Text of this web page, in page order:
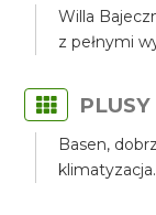
Willa
z pełnymi
PLUSY
Basen,
klimatyzacja.